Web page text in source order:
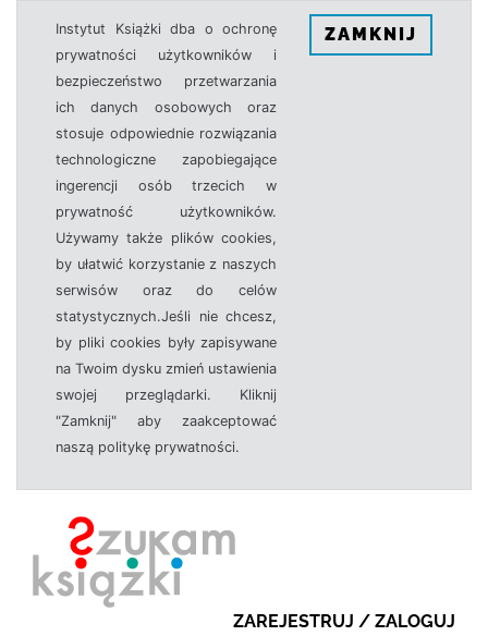
Instytut Książki dba o ochronę
prywatności użytkowników i
bezpieczeństwo przetwarzania
ich danych osobowych oraz
stosuje odpowiednie rozwiązania
technologiczne zapobiegające
ingerencji osób trzecich w
prywatność użytkowników.
Używamy także plików cookies,
by ułatwić korzystanie z naszych
serwisów oraz do celów
statystycznych.Jeśli nie chcesz,
by pliki cookies były zapisywane
na Twoim dysku zmień ustawienia
swojej przeglądarki. Kliknij
"Zamknij" aby zaakceptować
naszą politykę prywatności.
ZAMKNIJ
ZAREJESTRUJ / ZALOGUJ